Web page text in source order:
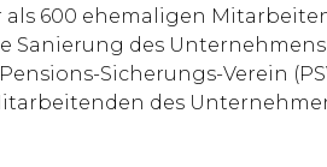
600 ehemaligen
Sanierung des
Sicherungs-Verein
des